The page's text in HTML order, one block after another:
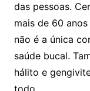
das pessoas.
mais de 60
não é a única
saúde bucal.
hálito e
todo.